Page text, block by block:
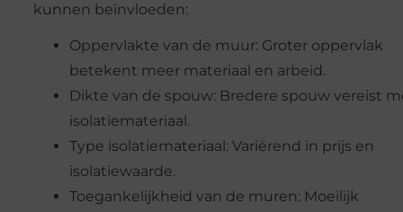
kunnen beïnvloeden:
Oppervlakte van de muur: Groter oppervlak
betekent meer materiaal en arbeid.
Dikte van de spouw: Bredere spouw vereist
isolatiemateriaal.
Type isolatiemateriaal: Variërend in prijs en
isolatiewaarde.
Toegankelijkheid van de muren: Moeilijk